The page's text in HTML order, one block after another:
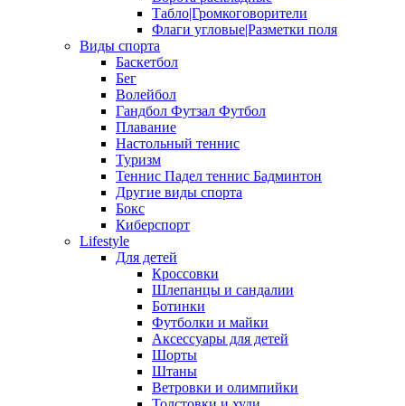
Табло|Громкоговорители
Флаги угловые|Разметки поля
Виды спорта
Баскетбол
Бег
Волейбол
Гандбол Футзал Футбол
Плавание
Настольный теннис
Туризм
Теннис Падел теннис Бадминтон
Другие виды спорта
Бокс
Киберспорт
Lifestyle
Для детей
Кроссовки
Шлепанцы и сандалии
Ботинки
Футболки и майки
Аксессуары для детей
Шорты
Штаны
Ветровки и олимпийки